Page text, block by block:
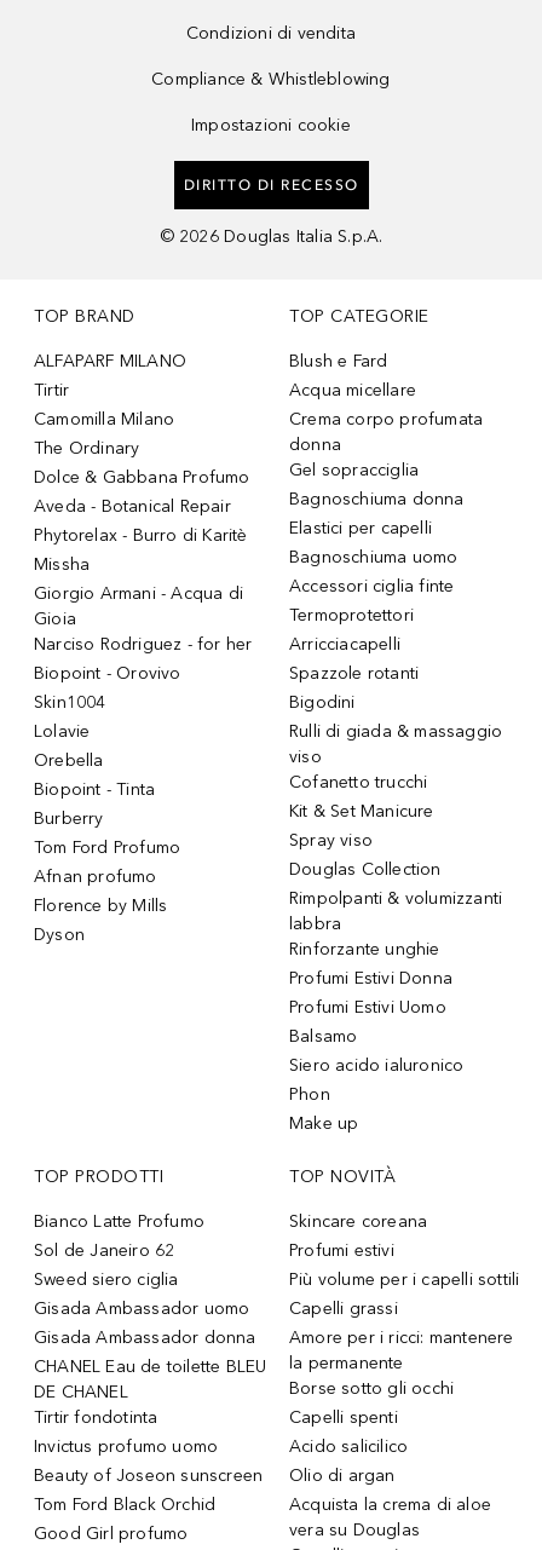
Condizioni di vendita
Compliance & Whistleblowing
Impostazioni cookie
DIRITTO DI RECESSO
© 2026 Douglas Italia S.p.A.
TOP BRAND
ALFAPARF MILANO
Tirtir
Camomilla Milano
The Ordinary
Dolce & Gabbana Profumo
Aveda - Botanical Repair
Phytorelax - Burro di Karitè
Missha
Giorgio Armani - Acqua di
Gioia
Narciso Rodriguez - for her
Biopoint - Orovivo
Skin1004
Lolavie
Orebella
Biopoint - Tinta
Burberry
Tom Ford Profumo
Afnan profumo
Florence by Mills
Dyson
TOP CATEGORIE
Blush e Fard
Acqua micellare
Crema corpo profumata
donna
Gel sopracciglia
Bagnoschiuma donna
Elastici per capelli
Bagnoschiuma uomo
Accessori ciglia finte
Termoprotettori
Arricciacapelli
Spazzole rotanti
Bigodini
Rulli di giada & massaggio
viso
Cofanetto trucchi
Kit & Set Manicure
Spray viso
Douglas Collection
Rimpolpanti & volumizzanti
labbra
Rinforzante unghie
Profumi Estivi Donna
Profumi Estivi Uomo
Balsamo
Siero acido ialuronico
Phon
Make up
TOP PRODOTTI
Bianco Latte Profumo
Sol de Janeiro 62
Sweed siero ciglia
Gisada Ambassador uomo
Gisada Ambassador donna
CHANEL Eau de toilette BLEU
DE CHANEL
Tirtir fondotinta
Invictus profumo uomo
Beauty of Joseon sunscreen
Tom Ford Black Orchid
Good Girl profumo
TOP NOVITÀ
Skincare coreana
Profumi estivi
Più volume per i capelli sottili
Capelli grassi
Amore per i ricci: mantenere
la permanente
Borse sotto gli occhi
Capelli spenti
Acido salicilico
Olio di argan
Acquista la crema di aloe
vera su Douglas